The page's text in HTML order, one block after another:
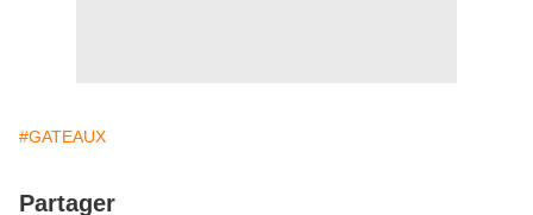
#GATEAUX
Partager